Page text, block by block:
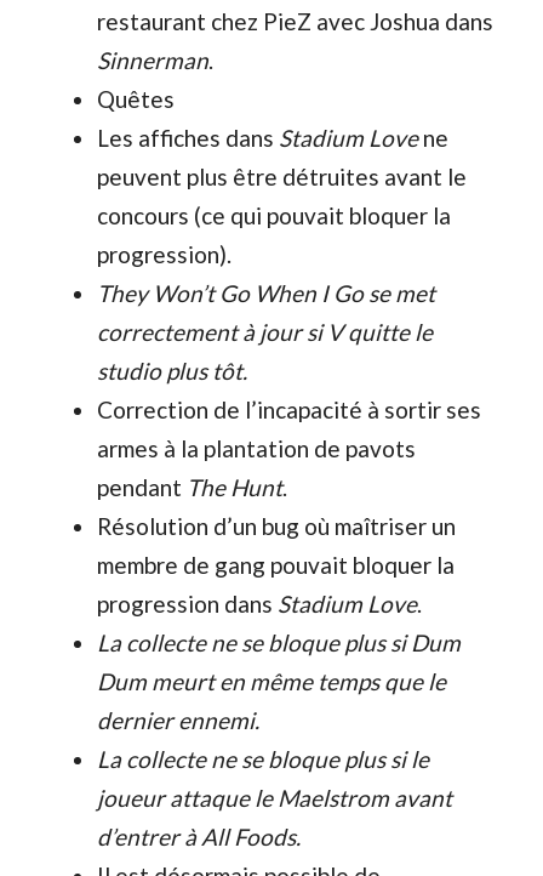
restaurant chez PieZ avec Joshua dans
Sinnerman.
Quêtes
Les affiches dans Stadium Lovene
peuvent plus être détruites avant le
concours (ce qui pouvait bloquer la
progression).
They Won’t Go When I Go se met
correctement à jour si V quitte le
studio plus tôt.
Correction de l’incapacité à sortir ses
armes à la plantation de pavots
pendant The Hunt.
Résolution d’un bug où maîtriser un
membre de gang pouvait bloquer la
progression dans Stadium Love.
La collecte ne se bloque plus si Dum
Dum meurt en même temps que le
dernier ennemi.
La collecte ne se bloque plus si le
joueur attaque le Maelstrom avant
d’entrer à All Foods.